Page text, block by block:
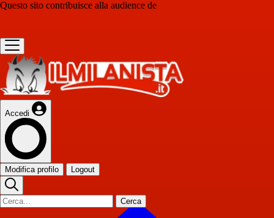
Questo sito contribuisce alla audience de
Accedi
Modifica profilo Logout
Cerca